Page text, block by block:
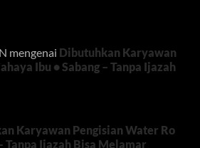
mengenai Dibutuhkan Karyawan
Ibu • Sabang – Tanpa Ijazah
Karyawan Pengisian Water Ro
Tanpa Ijazah Bisa Melamar